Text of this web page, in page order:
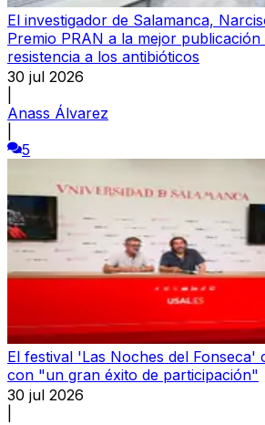
El investigador de Salamanca,
Premio PRAN a la mejor
resistencia a los antibióticos
30 jul 2026
Anass Álvarez
5
El festival 'Las Noches del Fonseca'
con "un gran éxito de participación"
30 jul 2026